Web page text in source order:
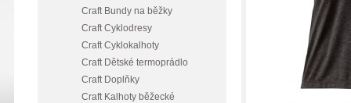
Craft Bundy na běžky
Craft Cyklodresy
Craft Cyklokalhoty
Craft Dětské termoprádlo
Craft Doplňky
Craft Kalhoty běžecké